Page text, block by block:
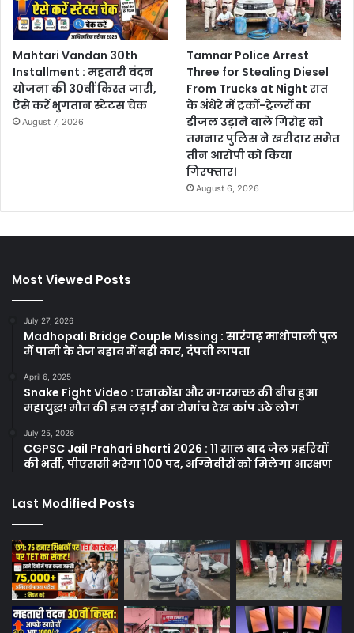
Mahtari Vandan 30th
Installment : महतारी वंदन
योजना की 30वीं किस्त जारी,
ऐसे करें भुगतान स्टेटस चेक
August 7, 2026
Tamnar Police Arrest
Three for Stealing Diesel
From Trucks at Night रात
के अंधेरे में ट्रकों-ट्रेलरों का
डीजल उड़ाने वाले गिरोह को
तमनार पुलिस ने खरीदार समेत
तीन आरोपी को किया
गिरफ्तार।
August 6, 2026
Most Viewed Posts
July 27, 2026
Madhopali Bridge Couple Missing : सारंगढ़ माधोपाली पुल
में पानी के तेज बहाव में बही कार, दंपत्ती लापता
April 6, 2025
Snake Fight Video : एनाकोंडा और मगरमच्छ की बीच हुआ
महायुद्ध! मौत की इस लड़ाई का रोमांच देख कांप उठे लोग
July 25, 2026
CGPSC Jail Prahari Bharti 2026 : 11 साल बाद जेल प्रहरियों
की भर्ती, पीएससी भरेगा 100 पद, अग्निवीरों को मिलेगा आरक्षण
Last Modified Posts